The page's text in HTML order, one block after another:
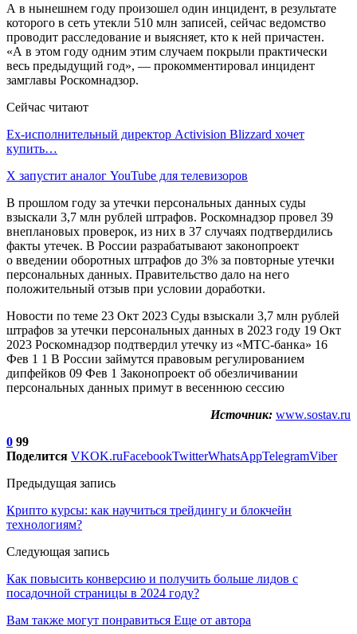
А в нынешнем году произошел один инцидент, в результате
которого в сеть утекли 510 млн записей, сейчас ведомство
проводит расследование и выясняет, кто к ней причастен.
«А в этом году одним этим случаем покрыли практически
весь предыдущий год», — прокомментировал инцидент
замглавы Роскомнадзор.
Сейчас читают
Ex-исполнительный директор Activision Blizzard хочет
купить…
X запустит аналог YouTube для телевизоров
В прошлом году за утечки персональных данных суды
взыскали 3,7 млн рублей штрафов. Роскомнадзор провел 39
внеплановых проверок, из них в 37 случаях подтвердились
факты утечек. В России разрабатывают законопроект
о введении оборотных штрафов до 3% за повторные утечки
персональных данных. Правительство дало на него
положительный отзыв при условии доработки.
Новости по теме 23 Окт 2023 Суды взыскали 3,7 млн рублей
штрафов за утечки персональных данных в 2023 году 19 Окт
2023 Роскомнадзор подтвердил утечку из «МТС-банка» 16
Фев 1 1 В России займутся правовым регулированием
дипфейков 09 Фев 1 Законопроект об обезличивании
персональных данных примут в весеннюю сессию
Источник: www.sostav.ru
0 99
Поделится VKOK.ruFacebookTwitterWhatsAppTelegramViber
Предыдущая запись
Крипто курсы: как научиться трейдингу и блокчейн
технологиям?
Следующая запись
Как повысить конверсию и получить больше лидов с
посадочной страницы в 2024 году?
Вам также могут понравиться Еще от автора